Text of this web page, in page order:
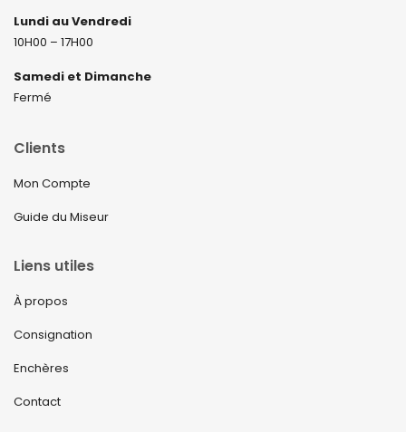
Lundi au Vendredi
10H00 – 17H00
Samedi et Dimanche
Fermé
Clients
Mon Compte
Guide du Miseur
Liens utiles
À propos
Consignation
Enchères
Contact